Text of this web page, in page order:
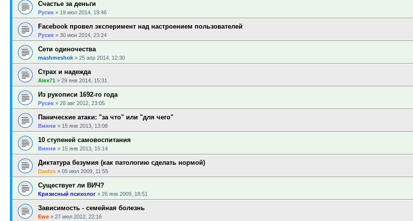
Счастье за деньги
Русик » 19 июл 2014, 19:46
Facebook провел эксперимент над настроением пользователей
Русик » 30 июн 2014, 23:24
Сети одиночества
mashmeshok » 25 апр 2014, 12:30
Страх и надежда
Alex71 » 29 янв 2014, 15:31
Из рукописи 1692-го года
Русик » 28 авг 2012, 23:05
Панические атаки: "за что" или "для чего"
Винни » 15 янв 2013, 13:08
10 ступеней самовоспитания
Винни » 15 янв 2013, 15:14
Диктатура безумия (как патологию сделать нормой)
Davlos » 05 июл 2009, 11:55
Существует ли ВИЧ?
Кризисный психолог » 26 янв 2009, 18:51
Зависимость - семейная болезнь
Ewe » 27 июл 2012, 22:16